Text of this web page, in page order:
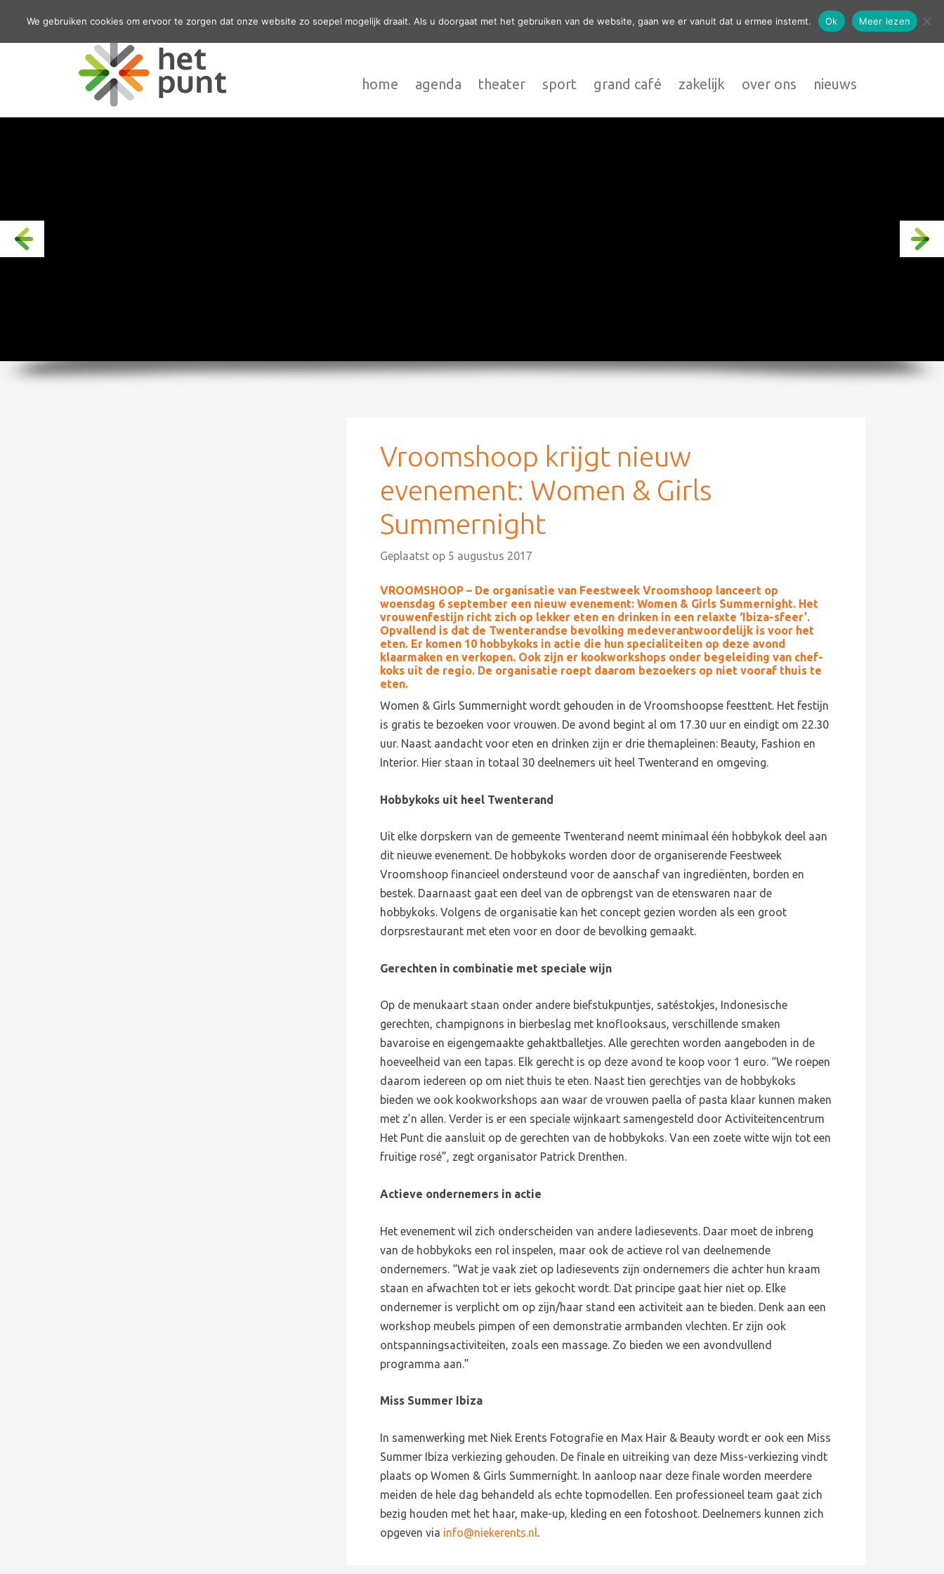
contact
home agenda theater sport grand café zakelijk over ons nieuws
Vroomshoop krijgt nieuw
evenement: Women & Girls
Summernight
Geplaatst op 5 augustus 2017
VROOMSHOOP – De organisatie van Feestweek Vroomshoop lanceert op
woensdag 6 september een nieuw evenement: Women & Girls Summernight. Het
vrouwenfestijn richt zich op lekker eten en drinken in een relaxte ‘Ibiza-sfeer’.
Opvallend is dat de Twenterandse bevolking medeverantwoordelijk is voor het
eten. Er komen 10 hobbykoks in actie die hun specialiteiten op deze avond
klaarmaken en verkopen. Ook zijn er kookworkshops onder begeleiding van chef-
koks uit de regio. De organisatie roept daarom bezoekers op niet vooraf thuis te
eten.
Women & Girls Summernight wordt gehouden in de Vroomshoopse feesttent. Het festijn
is gratis te bezoeken voor vrouwen. De avond begint al om 17.30 uur en eindigt om 22.30
uur. Naast aandacht voor eten en drinken zijn er drie themapleinen: Beauty, Fashion en
Interior. Hier staan in totaal 30 deelnemers uit heel Twenterand en omgeving.
Hobbykoks uit heel Twenterand
Uit elke dorpskern van de gemeente Twenterand neemt minimaal één hobbykok deel aan
dit nieuwe evenement. De hobbykoks worden door de organiserende Feestweek
Vroomshoop financieel ondersteund voor de aanschaf van ingrediënten, borden en
bestek. Daarnaast gaat een deel van de opbrengst van de etenswaren naar de
hobbykoks. Volgens de organisatie kan het concept gezien worden als een groot
dorpsrestaurant met eten voor en door de bevolking gemaakt.
Gerechten in combinatie met speciale wijn
Op de menukaart staan onder andere biefstukpuntjes, satéstokjes, Indonesische
gerechten, champignons in bierbeslag met knoflooksaus, verschillende smaken
bavaroise en eigengemaakte gehaktballetjes. Alle gerechten worden aangeboden in de
hoeveelheid van een tapas. Elk gerecht is op deze avond te koop voor 1 euro. “We roepen
daarom iedereen op om niet thuis te eten. Naast tien gerechtjes van de hobbykoks
bieden we ook kookworkshops aan waar de vrouwen paella of pasta klaar kunnen maken
met z’n allen. Verder is er een speciale wijnkaart samengesteld door Activiteitencentrum
Het Punt die aansluit op de gerechten van de hobbykoks. Van een zoete witte wijn tot een
fruitige rosé”, zegt organisator Patrick Drenthen.
Actieve ondernemers in actie
Het evenement wil zich onderscheiden van andere ladiesevents. Daar moet de inbreng
van de hobbykoks een rol inspelen, maar ook de actieve rol van deelnemende
ondernemers. “Wat je vaak ziet op ladiesevents zijn ondernemers die achter hun kraam
staan en afwachten tot er iets gekocht wordt. Dat principe gaat hier niet op. Elke
ondernemer is verplicht om op zijn/haar stand een activiteit aan te bieden. Denk aan een
workshop meubels pimpen of een demonstratie armbanden vlechten. Er zijn ook
ontspanningsactiviteiten, zoals een massage. Zo bieden we een avondvullend
programma aan.”
Miss Summer Ibiza
In samenwerking met Niek Erents Fotografie en Max Hair & Beauty wordt er ook een Miss
Summer Ibiza verkiezing gehouden. De finale en uitreiking van deze Miss-verkiezing vindt
plaats op Women & Girls Summernight. In aanloop naar deze finale worden meerdere
meiden de hele dag behandeld als echte topmodellen. Een professioneel team gaat zich
bezig houden met het haar, make-up, kleding en een fotoshoot. Deelnemers kunnen zich
opgeven via info@niekerents.nl.
We gebruiken cookies om ervoor te zorgen dat onze website zo soepel mogelijk draait. Als u doorgaat met het gebruiken van de website, gaan we er vanuit dat u ermee instemt. Ok Meer lezen